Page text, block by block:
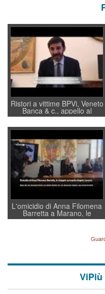
Ristori a vittime BPVi, Veneto
Banca & c., appello al
sottosegretario Alessio
Villarosa: per mettere ordine
convochi con Di Maio CNCU
a supporto della cabina di
regia al Mef
L'omicidio di Anna Filomena
Barretta a Marano, le
indagini dei carabinieri di
Lavarra: più avvincenti di
quelle di... Barbara D'Urso
ViPiù